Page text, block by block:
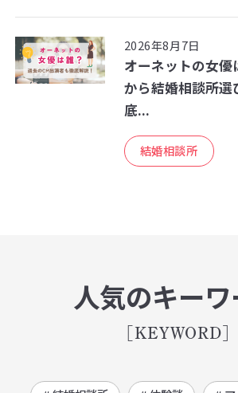
2026年8月7日
オーネットの女優
から結婚相談所選
底...
結婚相談所
人気のキーワ
[KEYWORD]